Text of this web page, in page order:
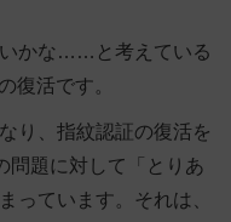
いかな……と考えている
復活です。
り、指紋認証の復活を
問題に対して「とりあ
っています。それは、